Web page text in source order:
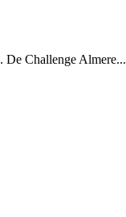
De Challenge Almere...